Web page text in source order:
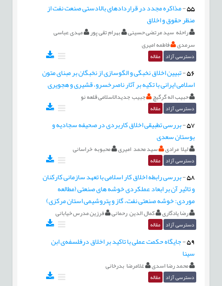
55
-مذاکره مجدد در قراردادهای بالادستی صنعت نفت از
منظر حقوق و اخلاق
راحله سید مرتضی حسینی بهرام تقی پور
مهدی عباسی
سرمدی
فاطمه امیری
دسترسی آزاد مقاله
56
-تبیین اخلاق نخبگی و الگوسازی از نخبگان بر مبنای متون
اسلامی ایرانی با تکیه بر آثار ناصرخسرو، قشیری و هجویری
حبیب اله گرگیچ جبیب جدیدالاسلامی قلعه نو
دسترسی آزاد مقاله
57
-بررسی تطبیقی اخلاق کاربردی در صحیفه سجادیه و
بوستان سعدی
لیلا مرادی سید محمد امیری محبوبه خراسانی
دسترسی آزاد مقاله
58
-بررسی رابطه اخلاق کار اسلامی با تعهد سازمانی کارکنان
و تاثیر آن بر ابعاد عملکردی خوشه های صنعتی (مطالعه
موردی: خوشه صنعتی نفت، گاز و پتروشیمی استان مرکزی)
رضا یادگاری کمال الدین رحمانی فرزین مدرس خیابانی
دسترسی آزاد مقاله
59
-جایگاه حکمت عملی با تاکید بر اخلاق درفلسفه‌ی ابن
سینا
محمد رضا اسدی غلامرضا بدرخانی
دسترسی آزاد مقاله